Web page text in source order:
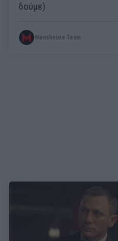
δούμε)
Menshouse Team